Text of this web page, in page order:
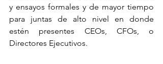
y ensayos formales y de mayor tiempo
para juntas de alto nivel en donde
estén presentes CEOs, CFOs, o
Directores Ejecutivos.